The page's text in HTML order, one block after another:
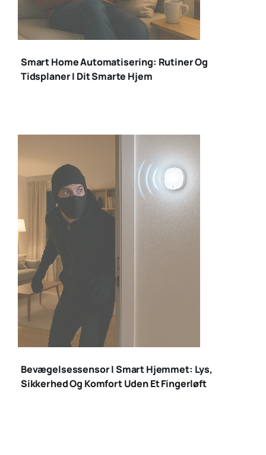
smart home
automatisering
Smart Home Automatisering: Rutiner Og
Tidsplaner I Dit Smarte Hjem
bevægelsessensor
indbrud
Bevægelsessensor I Smart Hjemmet: Lys,
Sikkerhed Og Komfort Uden Et Fingerløft